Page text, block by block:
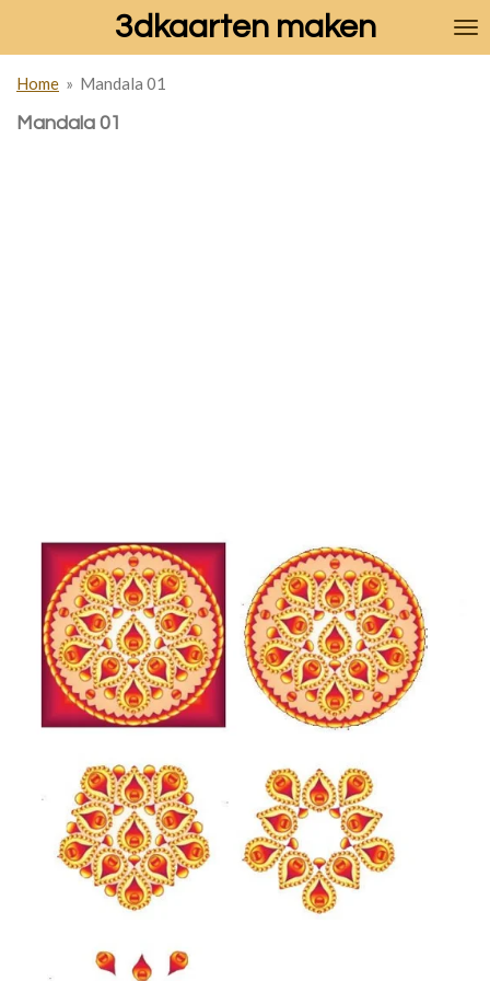
de
hoofdinhoud
3dkaarten maken
Home » Mandala 01
Mandala 01